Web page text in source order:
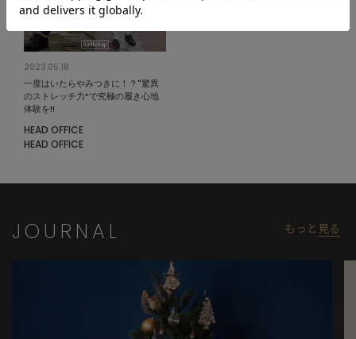
2023.05.18
一度はいたらやみつきに！？"驚異
のストレッチ力”で究極の履き心地
体験を!!
HEAD OFFICE
HEAD OFFICE
JOURNAL もっと 見る